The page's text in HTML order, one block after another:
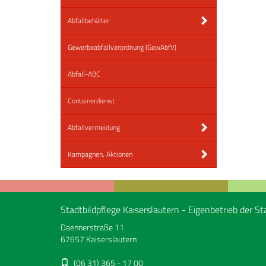
Abfallbehälter
Gewerbeabfallverordnung (GewAbfV)
Abfall-ABC
Containerdienst
Abfallvermeidung
Kampagnen, Aktionen
Stadtbildpflege Kaiserslautern - Eigenbetrieb der
Daennerstraße 11
67657 Kaiserslautern
(06 31) 365 - 17 00